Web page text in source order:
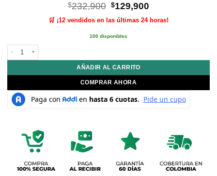
$232,900 El
precio
original
era:
$129,900
precio
actual
🛒 ¡12 vendidos en las últimas 24 horas!
100 disponibles
Reloj Smartwatch Gt4 Mini Mobulaa In Amoled Premium Sport Innovo Tech
AÑADIR AL CARRITO
COMPRAR AHORA